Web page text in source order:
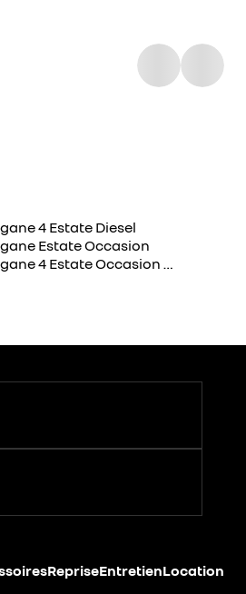
4 Estate Diesel
Estate Occasion
Renault Megane 4 Estate Occasion Gris
RepriseEntretienLocation